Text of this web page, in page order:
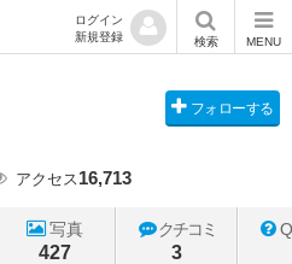
ログイン
新規登録
検索 MENU
フォローする
アクセス16,713
写真
427
クチコミ
3